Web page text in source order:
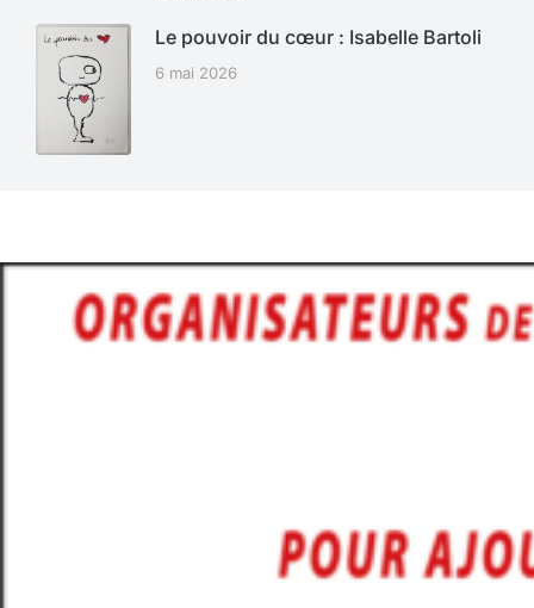
Le pouvoir du cœur : Isabelle Bartoli
6 mai 2026